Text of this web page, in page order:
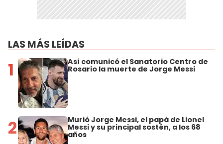
LAS MÁS LEÍDAS
1 Así comunicó el Sanatorio Centro de
Rosario la muerte de Jorge Messi
2 Murió Jorge Messi, el papá de Lionel
Messi y su principal sostén, a los 68
años